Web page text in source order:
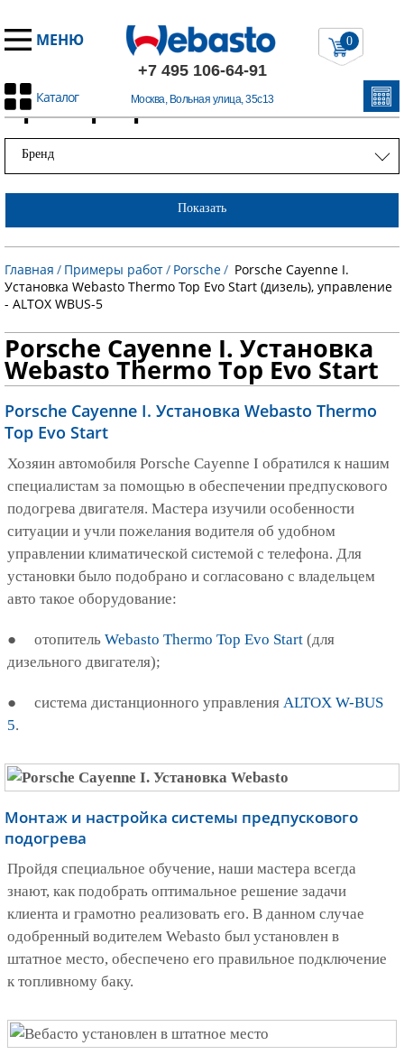
МЕНЮ
+7 495 106-64-91
Москва, Вольная улица, 35с13
Каталог
0
Примеры работ
Бренд
Показать
Главная / Примеры работ/ Porsche/ Porsche Cayenne I.
Установка Webasto Thermo Top Evo Start (дизель), управление
- ALTOX WBUS-5
Porsche Cayenne I. Установка
Webasto Thermo Top Evo Start
Porsche Cayenne I. Установка Webasto Thermo
Top Evo Start
Хозяин автомобиля Porsche Cayenne I обратился к нашим
специалистам за помощью в обеспечении предпускового
подогрева двигателя. Мастера изучили особенности
ситуации и учли пожелания водителя об удобном
управлении климатической системой с телефона. Для
установки было подобрано и согласовано с владельцем
авто такое оборудование:
● отопитель Webasto Thermo Top Evo Start (для
дизельного двигателя);
● система дистанционного управления ALTOX W-BUS
5.
Монтаж и настройка системы предпускового
подогрева
Пройдя специальное обучение, наши мастера всегда
знают, как подобрать оптимальное решение задачи
клиента и грамотно реализовать его. В данном случае
одобренный водителем Webasto был установлен в
штатное место, обеспечено его правильное подключение
к топливному баку.